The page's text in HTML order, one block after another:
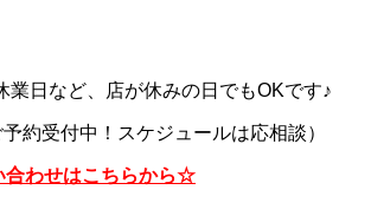
日など、店が休みの日でもOKです♪
予約受付中！スケジュールは応相談）
わせはこちらから☆